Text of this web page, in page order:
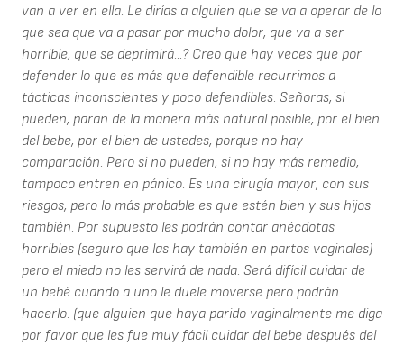
van a ver en ella. Le dirías a alguien que se va a operar de lo
que sea que va a pasar por mucho dolor, que va a ser
horrible, que se deprimirá...? Creo que hay veces que por
defender lo que es más que defendible recurrimos a
tácticas inconscientes y poco defendibles. Señoras, si
pueden, paran de la manera más natural posible, por el bien
del bebe, por el bien de ustedes, porque no hay
comparación. Pero si no pueden, si no hay más remedio,
tampoco entren en pánico. Es una cirugía mayor, con sus
riesgos, pero lo más probable es que estén bien y sus hijos
también. Por supuesto les podrán contar anécdotas
horribles (seguro que las hay también en partos vaginales)
pero el miedo no les servirá de nada. Será difícil cuidar de
un bebé cuando a uno le duele moverse pero podrán
hacerlo. (que alguien que haya parido vaginalmente me diga
por favor que les fue muy fácil cuidar del bebe después del